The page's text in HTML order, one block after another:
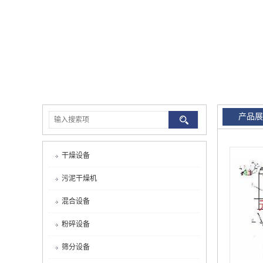
干燥设备
污泥干燥机
混合设备
粉碎设备
筛分设备
产品